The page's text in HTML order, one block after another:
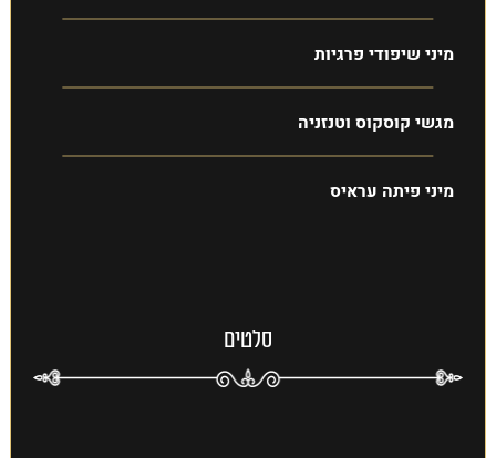
מיני שיפודי פרגיות
מגשי קוסקוס וטנזניה
מיני פיתה עראיס
סלטים